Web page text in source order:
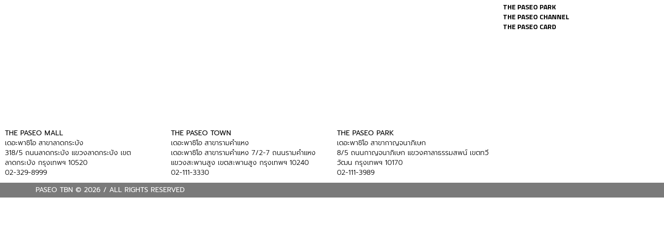
THE PASEO MALL
เดอะพาซิโอ สาขาลาดกระบัง
318/5 ถนนลาดกระบัง แขวงลาดกระบัง เขต
ลาดกระบัง กรุงเทพฯ 10520
02-329-8999
THE PASEO TOWN
เดอะพาซิโอ สาขารามคำแหง
เดอะพาซิโอ สาขารามคำแหง 7/2-7 ถนนรามคำแหง
แขวงสะพานสูง เขตสะพานสูง กรุงเทพฯ 10240
02-111-3330
THE PASEO PARK
เดอะพาซิโอ สาขากาญจนาภิเษก
8/5 ถนนกาญจนาภิเษก แขวงศาลาธรรมสพน์ เขตทวี
วัฒน กรุงเทพฯ 10170
02-111-3989
THE PASEO PARK
THE PASEO CHANNEL
THE PASEO CARD
PASEO TBN © 2026 / ALL RIGHTS RESERVED